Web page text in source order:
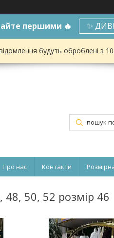
першими 🔥 ✨
будуть оброблені з
Про нас Контакти
50, 52 розмір 46